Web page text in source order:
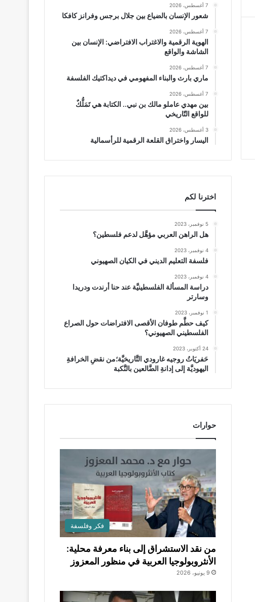
7 أغسطس، 2026
شعور الإنسان بالضياع بين جلال برجس وفرانز كافكا
7 أغسطس، 2026
الهوية الرقمية والاغتراب الافتراضي: الإنسان بين
الشاشة والواقع
7 أغسطس، 2026
ماري بارث والبناء المفهومي في ديداكتيك الفلسفة
7 أغسطس، 2026
بين مهدي عاملو مالك بن نبي.. الكتابة هي تَمَلُّكٌ
للواقع التّاريخي
3 أغسطس، 2026
اليسار واختراق القلعة الرقمية للرأسمالية
اخترنا لكم
5 نوفمبر، 2023
هل الراهن العربي مؤهَّل لدعم فلسطين؟
4 نوفمبر، 2023
فلسفة التعليم الديني في الكيان الصهيوني
4 نوفمبر، 2023
دراسة المسألة الفلسطينيَّة عند حنا أرندت ودريدا
وسارتر
1 نوفمبر، 2023
كيف حطَّم طوفان الأقصى الافتراضات حول الصراع
الفلسطيني الصهيوني؟
24 أكتوبر، 2023
حَفريَاتُ روجيه غارودي التَّاريخيَّة؛من نقضِ الخرافةِ
اليهوديَّة إلى إدانةِ الضَّالعين بالنَّكبة
حوارات
فكر وفلسفة
من نقد الاستشراق إلى بناء معرفة محلية:
الأنثروبولوجيا العربية في منظور المعزوز
9 يونيو، 2026